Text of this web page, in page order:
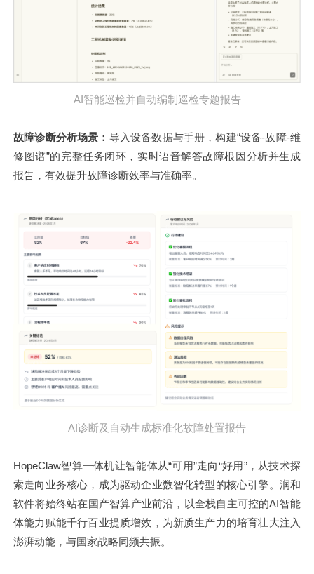
AI智能巡检并自动编制巡检专题报告
故障诊断分析场景： 导入设备数据与手册，构建“设备-故障-维
修图谱”的完整任务闭环，实时语音解答故障根因分析并生成
报告，有效提升故障诊断效率与准确率。
AI诊断及自动生成标准化故障处置报告
HopeClaw智算一体机让智能体从“可用”走向“好用”，从技术探
索走向业务核心，成为驱动企业数智化转型的核心引擎。润和
软件将始终站在国产智算产业前沿，以全栈自主可控的AI智能
体能力赋能千行百业提质增效，为新质生产力的培育壮大注入
澎湃动能，与国家战略同频共振。